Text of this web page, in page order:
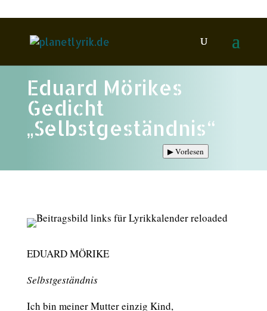
Eduard Mörikes
Gedicht
„Selbstgeständnis“
▶Vorlesen
EDUARD MÖRIKE
Selbstgeständnis
Ich bin meiner Mutter einzig Kind,